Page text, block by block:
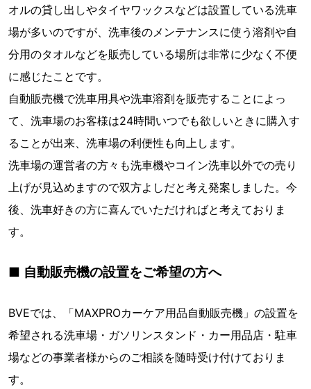
オルの貸し出しやタイヤワックスなどは設置している洗車
場が多いのですが、洗車後のメンテナンスに使う溶剤や自
分用のタオルなどを販売している場所は非常に少なく不便
に感じたことです。
自動販売機で洗車用具や洗車溶剤を販売することによっ
て、洗車場のお客様は24時間いつでも欲しいときに購入す
ることが出来、洗車場の利便性も向上します。
洗車場の運営者の方々も洗車機やコイン洗車以外での売り
上げが見込めますので双方よしだと考え発案しました。今
後、洗車好きの方に喜んでいただければと考えておりま
す。
■ 自動販売機の設置をご希望の方へ
BVEでは、「MAXPROカーケア用品自動販売機」の設置を
希望される洗車場・ガソリンスタンド・カー用品店・駐車
場などの事業者様からのご相談を随時受け付けておりま
す。